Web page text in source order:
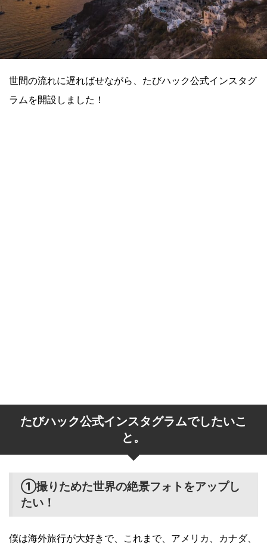
世間の流れに遅ればせながら、たびハック公式インスタグ
ラムを開設しました！
たびハック公式インスタグラムでしたいこ
と。
①撮りためた世界の絶景フォトをアップし
たい！
僕は海外旅行が大好きで、これまで、アメリカ、カナダ、